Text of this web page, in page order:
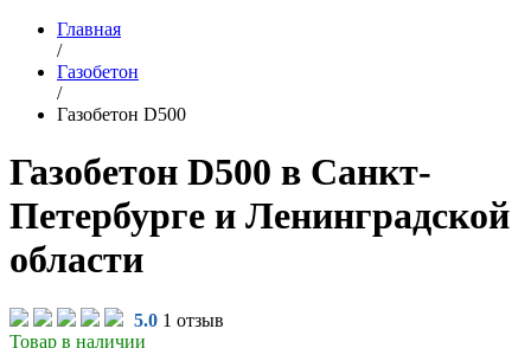
Главная
/
Газобетон
/
Газобетон D500
Газобетон D500 в Санкт-
Петербурге и Ленинградской
области
5.0 1 отзыв
Товар в наличии